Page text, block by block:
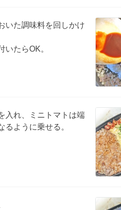
いた調味料を回しかけ
たらOK。
入れ、ミニトマトは端
ように乗せる。